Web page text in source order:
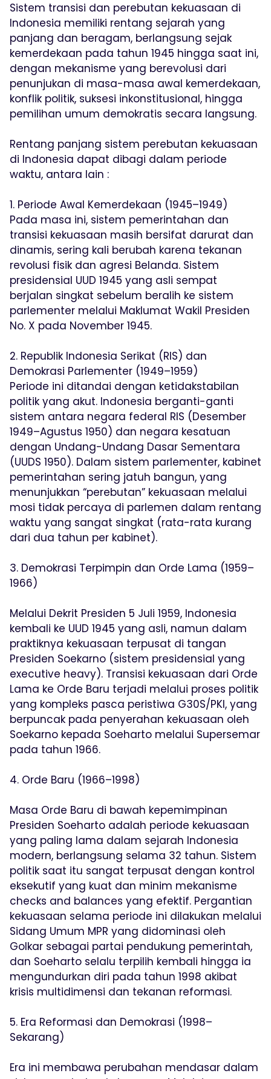
Sistem transisi dan perebutan kekuasaan di
Indonesia memiliki rentang sejarah yang
panjang dan beragam, berlangsung sejak
kemerdekaan pada tahun 1945 hingga saat ini,
dengan mekanisme yang berevolusi dari
penunjukan di masa-masa awal kemerdekaan,
konflik politik, suksesi inkonstitusional, hingga
pemilihan umum demokratis secara langsung.
Rentang panjang sistem perebutan kekuasaan
di Indonesia dapat dibagi dalam periode
waktu, antara lain :
1. Periode Awal Kemerdekaan (1945–1949)
Pada masa ini, sistem pemerintahan dan
transisi kekuasaan masih bersifat darurat dan
dinamis, sering kali berubah karena tekanan
revolusi fisik dan agresi Belanda. Sistem
presidensial UUD 1945 yang asli sempat
berjalan singkat sebelum beralih ke sistem
parlementer melalui Maklumat Wakil Presiden
No. X pada November 1945.
2. Republik Indonesia Serikat (RIS) dan
Demokrasi Parlementer (1949–1959)
Periode ini ditandai dengan ketidakstabilan
politik yang akut. Indonesia berganti-ganti
sistem antara negara federal RIS (Desember
1949–Agustus 1950) dan negara kesatuan
dengan Undang-Undang Dasar Sementara
(UUDS 1950). Dalam sistem parlementer, kabinet
pemerintahan sering jatuh bangun, yang
menunjukkan “perebutan” kekuasaan melalui
mosi tidak percaya di parlemen dalam rentang
waktu yang sangat singkat (rata-rata kurang
dari dua tahun per kabinet).
3. Demokrasi Terpimpin dan Orde Lama (1959–
1966)
Melalui Dekrit Presiden 5 Juli 1959, Indonesia
kembali ke UUD 1945 yang asli, namun dalam
praktiknya kekuasaan terpusat di tangan
Presiden Soekarno (sistem presidensial yang
executive heavy). Transisi kekuasaan dari Orde
Lama ke Orde Baru terjadi melalui proses politik
yang kompleks pasca peristiwa G30S/PKI, yang
berpuncak pada penyerahan kekuasaan oleh
Soekarno kepada Soeharto melalui Supersemar
pada tahun 1966.
4. Orde Baru (1966–1998)
Masa Orde Baru di bawah kepemimpinan
Presiden Soeharto adalah periode kekuasaan
yang paling lama dalam sejarah Indonesia
modern, berlangsung selama 32 tahun. Sistem
politik saat itu sangat terpusat dengan kontrol
eksekutif yang kuat dan minim mekanisme
checks and balances yang efektif. Pergantian
kekuasaan selama periode ini dilakukan melalui
Sidang Umum MPR yang didominasi oleh
Golkar sebagai partai pendukung pemerintah,
dan Soeharto selalu terpilih kembali hingga ia
mengundurkan diri pada tahun 1998 akibat
krisis multidimensi dan tekanan reformasi.
5. Era Reformasi dan Demokrasi (1998–
Sekarang)
Era ini membawa perubahan mendasar dalam